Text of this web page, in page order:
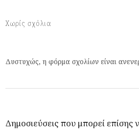
Χωρίς σχόλια
Δυστυχώς, η φόρμα σχολίων είναι
Δημοσιεύσεις που μπορεί επίσης